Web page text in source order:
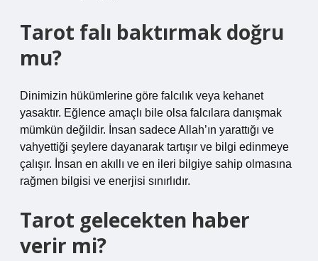
Tarot falı baktırmak doğru
mu?
Dinimizin hükümlerine göre falcılık veya kehanet
yasaktır. Eğlence amaçlı bile olsa falcılara danışmak
mümkün değildir. İnsan sadece Allah’ın yarattığı ve
vahyettiği şeylere dayanarak tartışır ve bilgi edinmeye
çalışır. İnsan en akıllı ve en ileri bilgiye sahip olmasına
rağmen bilgisi ve enerjisi sınırlıdır.
Tarot gelecekten haber
verir mi?